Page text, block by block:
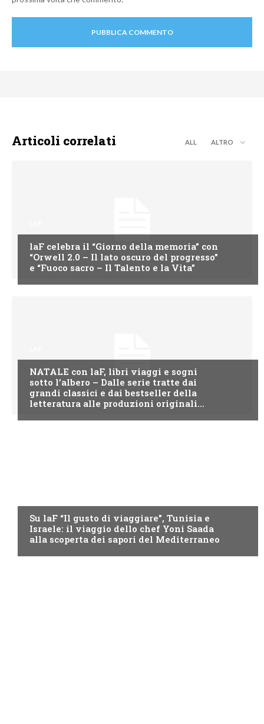
Articoli correlati ALL ALTRO
laF celebra il “Giorno della memoria” con
“Orwell 2.0 – Il lato oscuro del progresso”
e “Fuoco sacro – Il Talento e la Vita”
NATALE con laF, libri viaggi e sogni
sotto l’albero – Dalle serie tratte dai
grandi classici e dai bestseller della
letteratura alle produzioni originali...
Su laF “Il gusto di viaggiare”, Tunisia e
Israele: il viaggio dello chef Yoni Saada
alla scoperta dei sapori del Mediterraneo